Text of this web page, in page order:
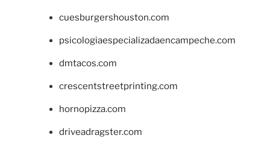
cuesburgershouston.com
psicologiaespecializadaencampeche.com
dmtacos.com
crescentstreetprinting.com
hornopizza.com
driveadragster.com